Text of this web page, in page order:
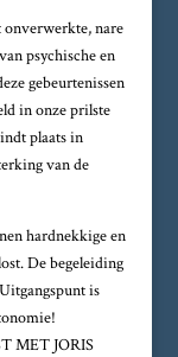
nare
psychische en
gebeurtenissen
in onze prilste
plaats in
van de
hardnekkige en
De begeleiding
is
MET JORIS